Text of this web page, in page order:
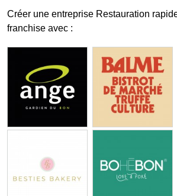
Créer une entreprise Restauration
franchise avec :